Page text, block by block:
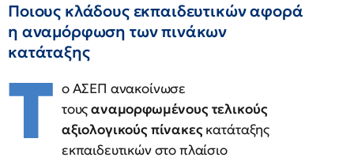
Ποιους κλάδους εκπαιδευτικών αφορά
η αναμόρφωση των πινάκων
κατάταξης
Τ ο ΑΣΕΠ ανακοίνωσε
τουςαναμορφωμένους τελικούς
αξιολογικούς πίνακεςκατάταξης
εκπαιδευτικών στο πλαίσιο